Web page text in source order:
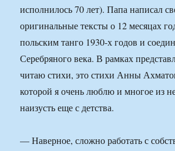
исполнилось 70 лет). Папа написал
оригинальные тексты о 12 месяцах
польским танго 1930-х годов и
Серебряного века. В рамках
читаю стихи, это стихи Анны
которой я очень люблю и многое из
наизусть еще с детства.
— Наверное, сложно работать с